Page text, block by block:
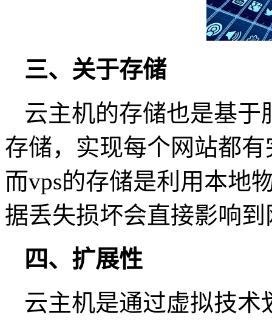
三、关于存储
云主机的存储也是基
存储，实现每个网站都
而vps的存储是利用本地
据丢失损坏会直接影响
四、扩展性
云主机是通过虚拟技